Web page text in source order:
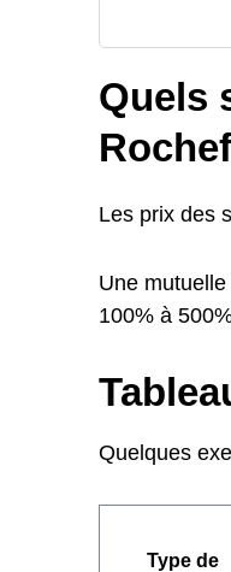
Quels
Les prix des
Une
100% à
Quelques
Type de